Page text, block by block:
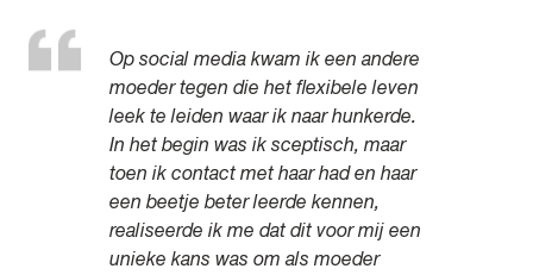
Op social media kwam ik een andere
moeder tegen die het flexibele leven
leek te leiden waar ik naar hunkerde.
In het begin was ik sceptisch, maar
toen ik contact met haar had en haar
een beetje beter leerde kennen,
realiseerde ik me dat dit voor mij een
unieke kans was om als moeder